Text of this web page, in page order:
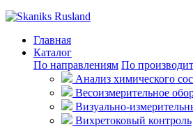
Главная
Каталог
По направлениям По
Анализ химического
Весоизмерительное
Визуально-
Вихретоковый контроль